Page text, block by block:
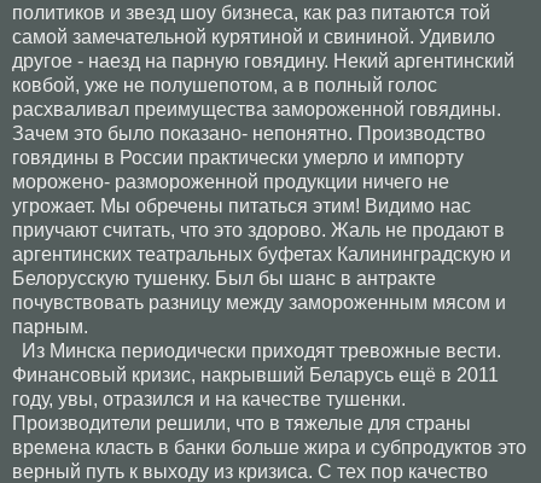
политиков и звезд шоу бизнеса, как раз питаются той
самой замечательной курятиной и свининой. Удивило
другое - наезд на парную говядину. Некий аргентинский
ковбой, уже не полушепотом, а в полный голос
расхваливал преимущества замороженной говядины.
Зачем это было показано- непонятно. Производство
говядины в России практически умерло и импорту
морожено- размороженной продукции ничего не
угрожает. Мы обречены питаться этим! Видимо нас
приучают считать, что это здорово. Жаль не продают в
аргентинских театральных буфетах Калининградскую и
Белорусскую тушенку. Был бы шанс в антракте
почувствовать разницу между замороженным мясом и
парным.
Из Минска периодически приходят тревожные вести.
Финансовый кризис, накрывший Беларусь ещё в 2011
году, увы, отразился и на качестве тушенки.
Производители решили, что в тяжелые для страны
времена класть в банки больше жира и субпродуктов это
верный путь к выходу из кризиса. С тех пор качество